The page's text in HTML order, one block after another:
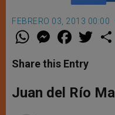
FEBRERO 03, 2013 00:00
W
t
s
p
p
M
e
s
e
g
e
F
a
e
b
o
k
w
r
Share this Entry
Juan del Río